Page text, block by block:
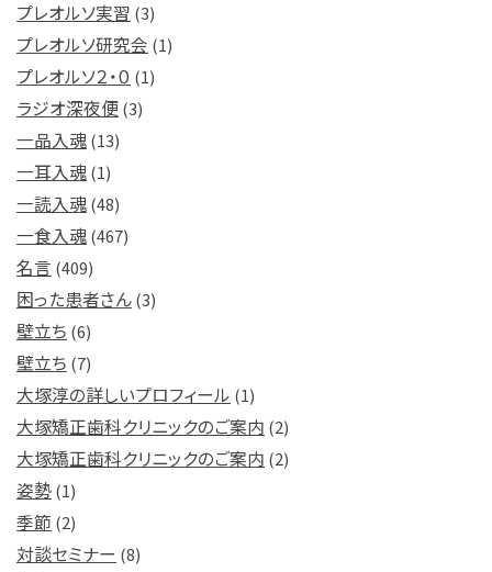
プレオルソ実習 (3)
プレオルソ研究会 (1)
プレオルソ２・０ (1)
ラジオ深夜便(3)
一品入魂(13)
一耳入魂(1)
一読入魂(48)
一食入魂(467)
名言 (409)
困った患者さん(3)
壁立ち (6)
壁立ち (7)
大塚淳の詳しいプロフィール (1)
大塚矯正歯科クリニックのご案内 (2)
大塚矯正歯科クリニックのご案内 (2)
姿勢(1)
季節 (2)
対談セミナー (8)